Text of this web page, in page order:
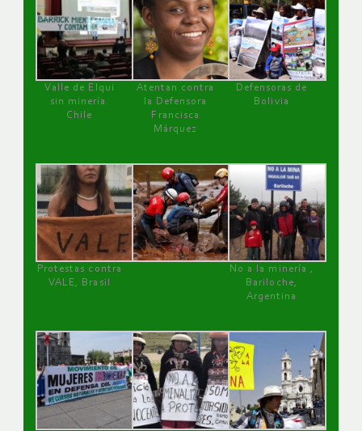
Valle de Elqui
sin minería.
Chile
Atentan contra
la Defensora
Francisca
Márquez
Defensoras de
Bolivia
Protestas contra
VALE, Brasil
No a la minería ,
Bariloche,
Argentina